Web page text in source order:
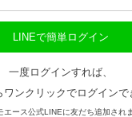
LINEで簡単ログイン
一度ログインすれば、
ワンクリックでログインで
エース公式LINEに友だち追加され